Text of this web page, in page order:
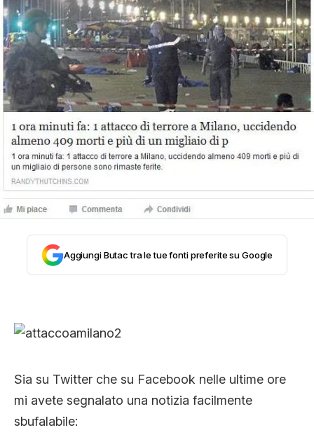
STORIA E CITAZIONI
INTRATTENIMENTO
COMPLOTTI, LEGGENDE URBANE ED
EVERGREEN
EDITORIALI
TRUFFE E SOCIAL NETWORK
CLIMA ED ENERGIA
CONTATTI
Aggiungi Butac tra le tue fonti preferite su Google
Sia su Twitter che su Facebook nelle ultime ore
mi avete segnalato una notizia facilmente
sbufalabile: